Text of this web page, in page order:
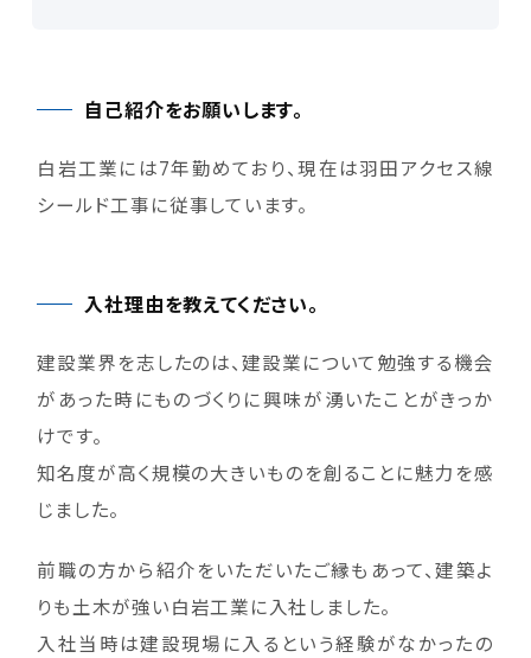
自己紹介をお願いします。
白岩工業には7年勤めており、現在は羽田アクセス線
シールド工事に従事しています。
入社理由を教えてください。
建設業界を志したのは、建設業について勉強する機会
があった時にものづくりに興味が湧いたことがきっか
けです。
知名度が高く規模の大きいものを創ることに魅力を感
じました。
前職の方から紹介をいただいたご縁もあって、建築よ
りも土木が強い白岩工業に入社しました。
入社当時は建設現場に入るという経験がなかったの